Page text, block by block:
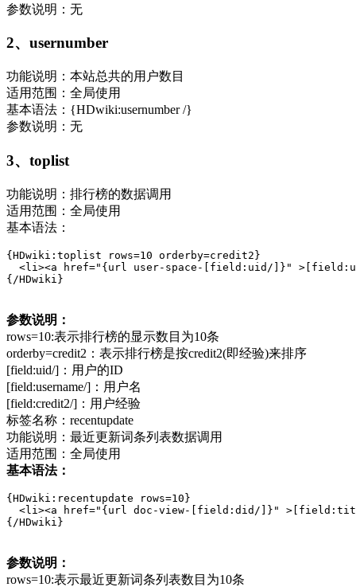
参数说明：无
2、usernumber
功能说明：本站总共的用户数目
适用范围：全局使用
基本语法：{HDwiki:usernumber /}
参数说明：无
3、toplist
功能说明：排行榜的数据调用
适用范围：全局使用
基本语法：
{HDwiki:toplist rows=10 orderby=credit2}
<li><a href="{url user-space-[field:uid/]}"
{/HDwiki}
参数说明：
rows=10:表示排行榜的显示数目为10条
orderby=credit2：表示排行榜是按credit2(即经验)来排序
[field:uid/]：用户的ID
[field:username/]：用户名
[field:credit2/]：用户经验
标签名称：recentupdate
功能说明：最近更新词条列表数据调用
适用范围：全局使用
基本语法：
{HDwiki:recentupdate rows=10}
<li><a href="{url doc-view-[field:did/]}"
{/HDwiki}
参数说明：
rows=10:表示最近更新词条列表数目为10条